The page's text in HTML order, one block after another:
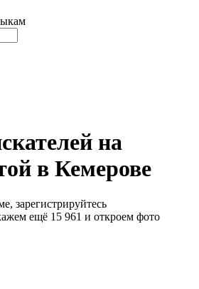
на
в Кемерове
зарегистрируйтесь
ещё 15 961 и откроем фото